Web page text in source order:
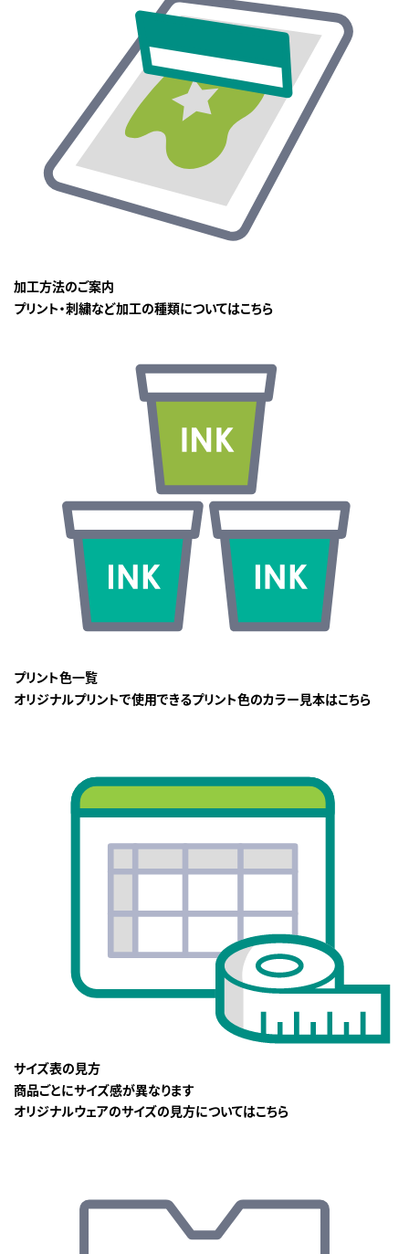
加工方法のご案内
プリント・刺繍など加工の種類についてはこちら
プリント色一覧
オリジナルプリントで使用できるプリント色のカラー見本はこちら
サイズ表の見方
商品ごとにサイズ感が異なります
オリジナルウェアのサイズの見方についてはこちら